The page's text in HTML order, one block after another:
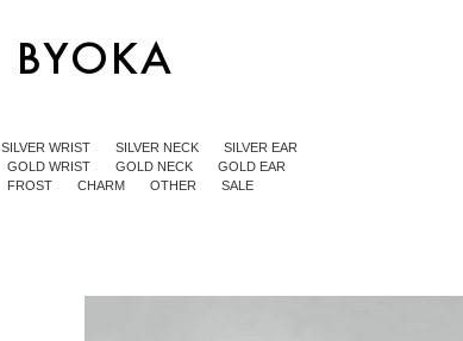
SILVER WRIST SILVER NECK
SILVER EAR
GOLD WRIST GOLD NECK
GOLD EAR
FROST CHARM OTHER SALE